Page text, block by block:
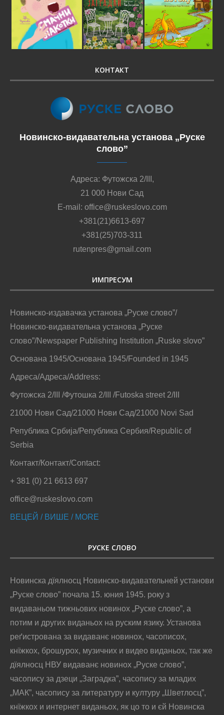
КОНТАКТ
Новинско-видавательна установа „Руске
слово”
Адреса: Футожска 2/III,
21 000 Нови Сад
E-mail: office@ruskeslovo.com
+381(21)6613-697
+381(25)703-311
rutenpres@gmail.com
ИМПРЕСУМ
Новинско-издавачка установа „Руске слово”/
Новинско-видавательна установа „Руске
слово”/Newspaper Publishing Institution „Ruske slovo”
Основана 1945/Основана 1945/Founded in 1945
Адреса/Адреса/Address:
Футожска 2/III /Футошка 2/III /Futoska street 2/III
21000 Нови Сад/21000 Нови Сад/21000 Novi Sad
Република Србија/Република Сербия/Republic of
Serbia
Контакт/Контакт/Contact:
+ 381 (0) 21 6613 697
office@ruskeslovo.com
ВЕЦЕЙ / ВИШЕ / MORE
РУСКЕ СЛОВО
Новинска дїялносц Новинско-видавательней установи
„Руске слово” почала 15. юния 1945. року з
видаваньом тижньових новинох „Руске слово”, а
потим и других виданьох на руским язику. Установа
реґистрована за видаванє новинох, часописох,
кнїжкох, брошурох, музичних и видео виданьох, так же
дїялносц НВУ видаванє новинох „Руске слово”,
часопису за дзеци „Заградка”, часопису за младих
„МАК”, часопису за литературу и културу „Шветлосц”,
кнїжкох и интернет виданьох, як цо то и єй Новинска